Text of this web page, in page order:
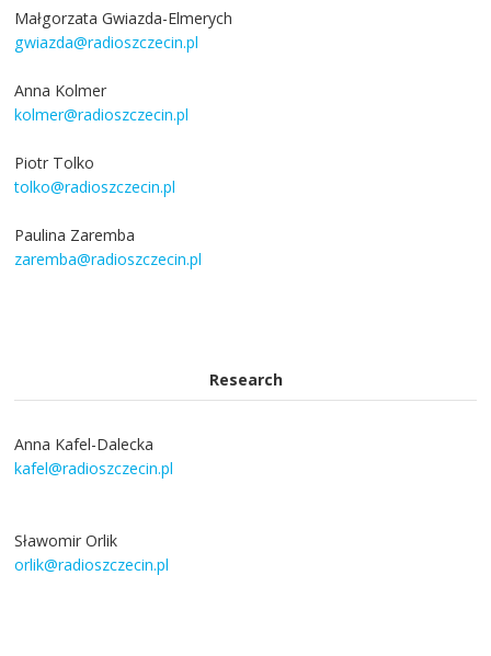
Małgorzata Gwiazda-Elmerych
gwiazda@radioszczecin.pl
Anna Kolmer
kolmer@radioszczecin.pl
Piotr Tolko
tolko@radioszczecin.pl
Paulina Zaremba
zaremba@radioszczecin.pl
Research
Anna Kafel-Dalecka
kafel@radioszczecin.pl
Sławomir Orlik
orlik@radioszczecin.pl